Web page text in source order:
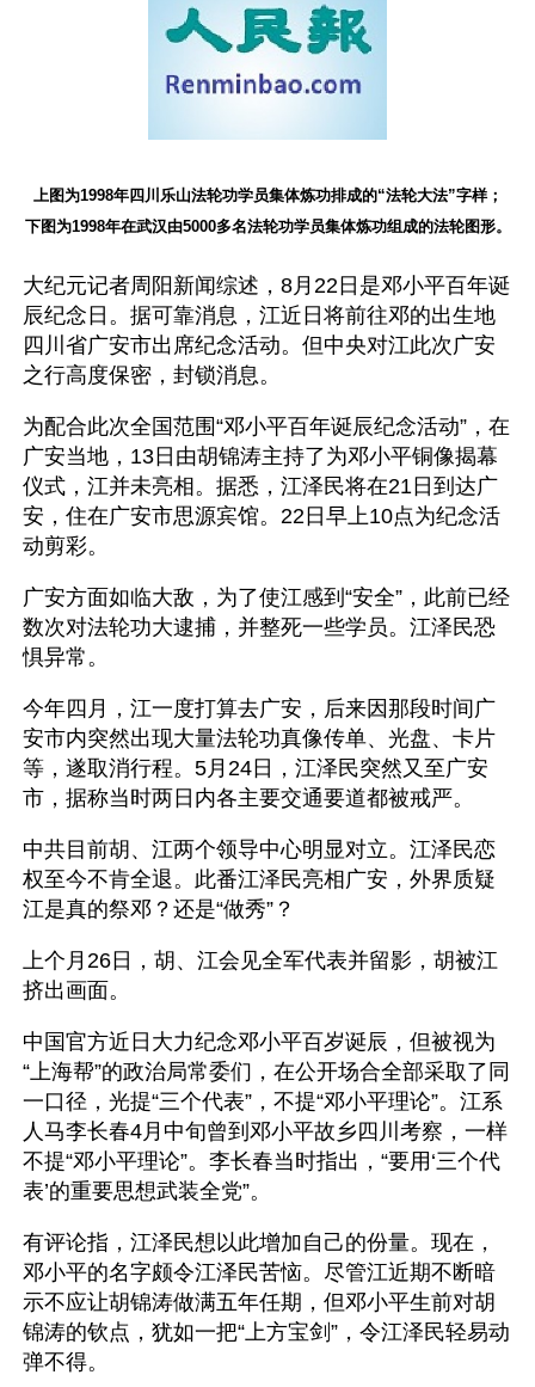
上图为1998年四川乐山法轮功学员集体炼功排成的“法轮大法”字样；
下图为1998年在武汉由5000多名法轮功学员集体炼功组成的法轮图形。
大纪元记者周阳新闻综述，8月22日是邓小平百年诞
辰纪念日。据可靠消息，江近日将前往邓的出生地
四川省广安市出席纪念活动。但中央对江此次广安
之行高度保密，封锁消息。
为配合此次全国范围“邓小平百年诞辰纪念活动”，在
广安当地，13日由胡锦涛主持了为邓小平铜像揭幕
仪式，江并未亮相。据悉，江泽民将在21日到达广
安，住在广安市思源宾馆。22日早上10点为纪念活
动剪彩。
广安方面如临大敌，为了使江感到“安全”，此前已经
数次对法轮功大逮捕，并整死一些学员。江泽民恐
惧异常。
今年四月，江一度打算去广安，后来因那段时间广
安市内突然出现大量法轮功真像传单、光盘、卡片
等，遂取消行程。5月24日，江泽民突然又至广安
市，据称当时两日内各主要交通要道都被戒严。
中共目前胡、江两个领导中心明显对立。江泽民恋
权至今不肯全退。此番江泽民亮相广安，外界质疑
江是真的祭邓？还是“做秀”？
上个月26日，胡、江会见全军代表并留影，胡被江
挤出画面。
中国官方近日大力纪念邓小平百岁诞辰，但被视为
“上海帮”的政治局常委们，在公开场合全部采取了同
一口径，光提“三个代表”，不提“邓小平理论”。江系
人马李长春4月中旬曾到邓小平故乡四川考察，一样
不提“邓小平理论”。李长春当时指出，“要用‘三个代
表’的重要思想武装全党”。
有评论指，江泽民想以此增加自己的份量。现在，
邓小平的名字颇令江泽民苦恼。尽管江近期不断暗
示不应让胡锦涛做满五年任期，但邓小平生前对胡
锦涛的钦点，犹如一把“上方宝剑”，令江泽民轻易动
弹不得。